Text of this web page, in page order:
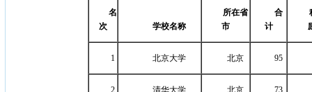
名
次
学校名称
所在省
市
合
计
1 北京大学 北京 95
2 清华大学 北京 73